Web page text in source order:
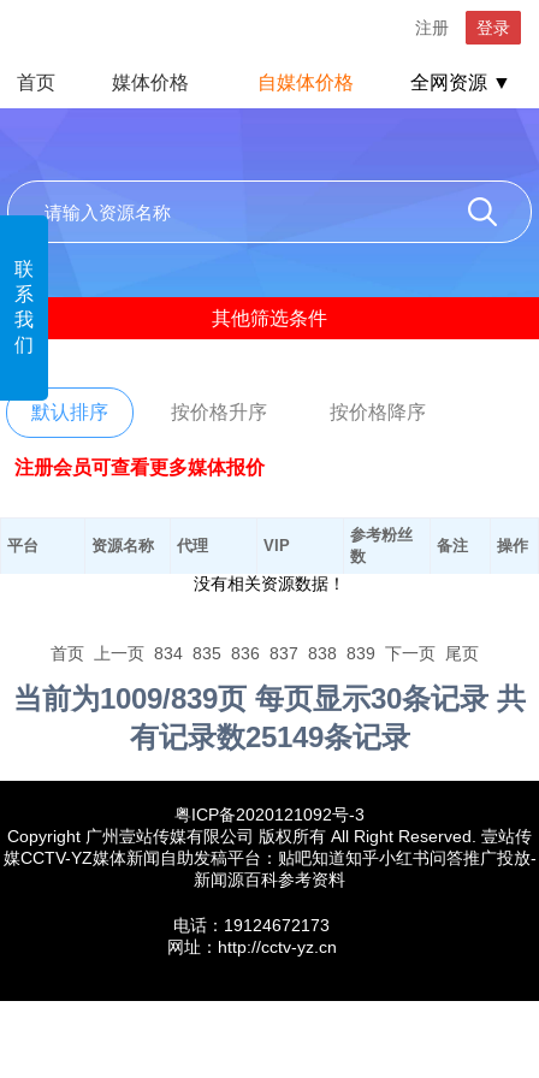
联
系
我
们
注册 登录
首页 媒体价格 自媒体价格 全网资源 ▼
其他筛选条件
默认排序 按价格升序 按价格降序
注册会员可查看更多媒体报价
平台 资源名称 代理 VIP
参考粉丝
数
备注 操作
没有相关资源数据！
首页 上一页 834 835 836 837 838 839 下一页 尾页
当前为1009/839页 每页显示30条记录 共
有记录数25149条记录
粤ICP备2020121092号-3
Copyright 广州壹站传媒有限公司 版权所有 All Right Reserved. 壹站传
媒CCTV-YZ媒体新闻自助发稿平台：贴吧知道知乎小红书问答推广投放-
新闻源百科参考资料
电话：19124672173
网址：http://cctv-yz.cn